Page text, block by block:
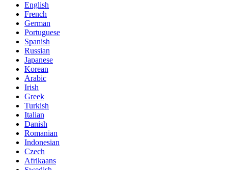
English
French
German
Portuguese
Spanish
Russian
Japanese
Korean
Arabic
Irish
Greek
Turkish
Italian
Danish
Romanian
Indonesian
Czech
Afrikaans